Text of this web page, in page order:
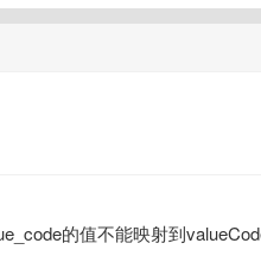
的值不能映射到